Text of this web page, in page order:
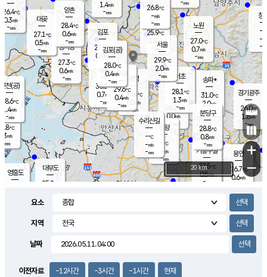
의도
℃
m/s
mm
영흥도
과천
26.1℃
0.0m/s
- mm
용인
26.7℃
0.6m/s
경기광주
26.0℃
1.8m/s
-mm
1.1m/s
대부도
25.2
경서동
27.3℃
0.6m/s
-mm
1.4m/s
-mm
대곶
27.1℃
0.5m/s
-mm
창
-
-m/
-
의왕
- ℃
-m/s
-mm
김포
27.9℃
0.0 m/s
mm
광명
30.4 ℃
0.5 m/s
-mm
부천
30.3℃
0.7m/s
-mm
양촌
28.4℃
0.6m/s
-mm
구로
29.6℃
0.4m/s
-mm
은평
25.9℃
0.3 m/s
- mm
노원
27.0℃
0.7m/s
-mm
송파*
31.0℃
2.0m/s
-mm
서초
28.1℃
1.3m/s
-mm
-mm
기흥구갈
27.5℃
0.5m/s
-
수리산길
-℃
-m/s
-mm
분당구
28.8℃
0.8m/s
-mm
26.8℃
-m/s
-mm
26.4℃
0.3m/s
-mm
인천(공)
28.6℃
1.4m/s
-mm
김포(공)
28.0℃
0.4m/s
-mm
서울
29.9℃
2.0m/s
-mm
+
−
20 km
요소
지역
날짜
이전자료 -12시간 -3시간 -1시간 현재